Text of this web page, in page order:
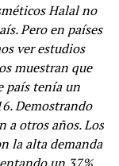
Halal no
Pero en países
ver estudios
muestran que
país tenía un
Demostrando
a otros años. Los
la alta demanda